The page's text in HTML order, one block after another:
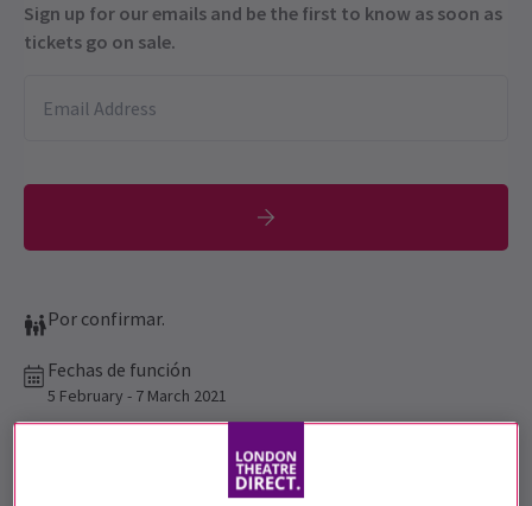
Sign up for our emails and be the first to know as soon as
tickets go on sale.
Por confirmar.
Fechas de función
5 February - 7 March 2021
Duración: 2hr (inc. 30min interval)